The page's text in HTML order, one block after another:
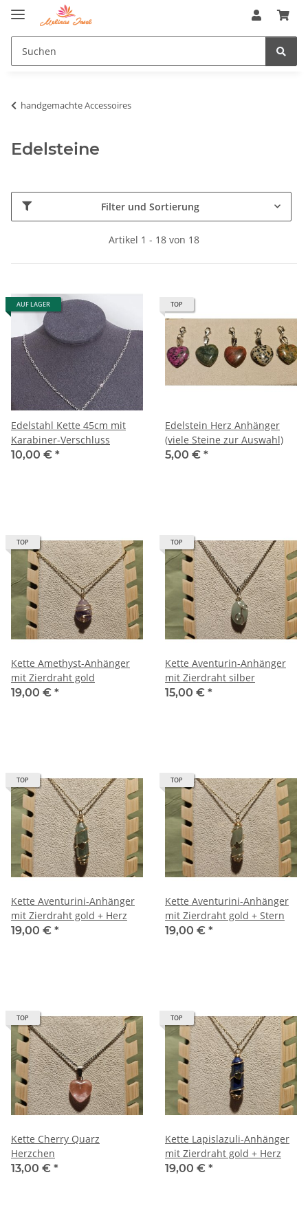
handgemachte Accessoires
Edelsteine
Filter und Sortierung
Artikel 1 - 18 von 18
AUF LAGER
Edelstahl Kette 45cm mit
Karabiner-Verschluss
10,00 € *
TOP
Edelstein Herz Anhänger
(viele Steine zur Auswahl)
5,00 € *
TOP
Kette Amethyst-Anhänger
mit Zierdraht gold
19,00 € *
TOP
Kette Aventurin-Anhänger
mit Zierdraht silber
15,00 € *
TOP
Kette Aventurini-Anhänger
mit Zierdraht gold + Herz
19,00 € *
TOP
Kette Aventurini-Anhänger
mit Zierdraht gold + Stern
19,00 € *
TOP
Kette Cherry Quarz
Herzchen
13,00 € *
TOP
Kette Lapislazuli-Anhänger
mit Zierdraht gold + Herz
19,00 € *